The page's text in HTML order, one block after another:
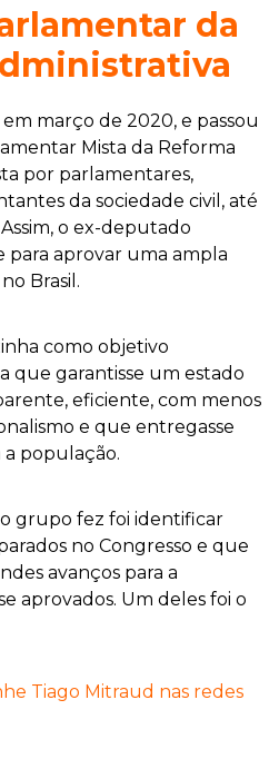
da
março de 2020, e passou
Mista da Reforma
por parlamentares,
da sociedade civil, até
o ex-deputado
aprovar uma ampla
Brasil.
como objetivo
que garantisse um estado
eficiente, com menos
e que entregasse
a população.
grupo fez foi identificar
no Congresso e que
avanços para a
aprovados. Um deles foi o
Tiago Mitraud nas redes